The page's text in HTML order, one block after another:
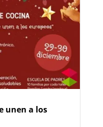
unen a los